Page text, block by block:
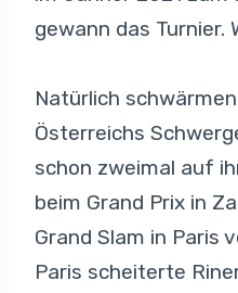
gewann das Turnier.
Natürlich
Österreichs
schon zweimal auf
beim Grand Prix in
Grand Slam in Paris
Paris scheiterte